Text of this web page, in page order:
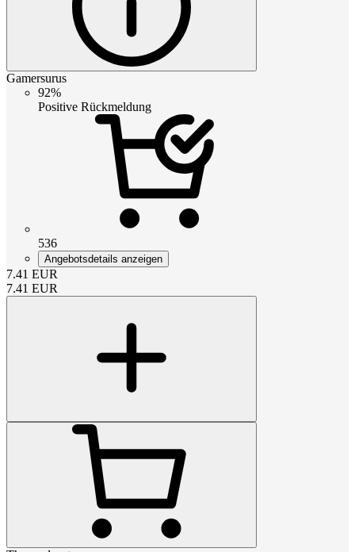
Gamersurus
92%
Positive Rückmeldung
536
Angebotsdetails anzeigen
7.41 EUR
7.41 EUR